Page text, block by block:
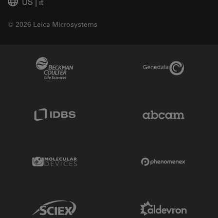
© 2026 Leica Microsystems
Genedata Link
Molecular Devices Link
Sciex Link